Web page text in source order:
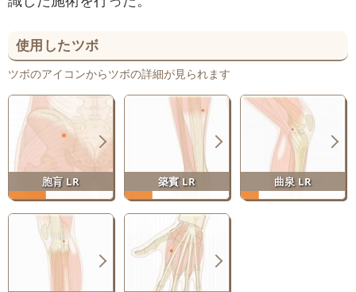
使用したツボ
ツボのアイコンからツボの詳細が見られます
胞肓 LR 築賓 LR 曲泉 LR